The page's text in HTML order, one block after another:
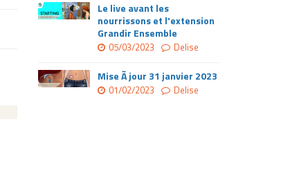
Le live avant les
nourrissons et l'extension
Grandir Ensemble
05/03/2023 Delise
Mise Ã jour 31 janvier 2023
01/02/2023 Delise